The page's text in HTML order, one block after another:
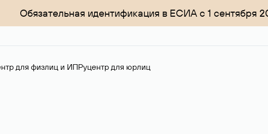
Обязательная идентификация в ЕСИА с 1 сентября
для физлиц и ИПРуцентр для юрлиц